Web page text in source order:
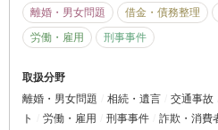
離婚・男女問題
借金・債務整理
労働・雇用
刑事事件
取扱分野
離婚・男女問題
相続・遺言 交通事故
ト
労働・雇用 刑事事件 詐欺・消費